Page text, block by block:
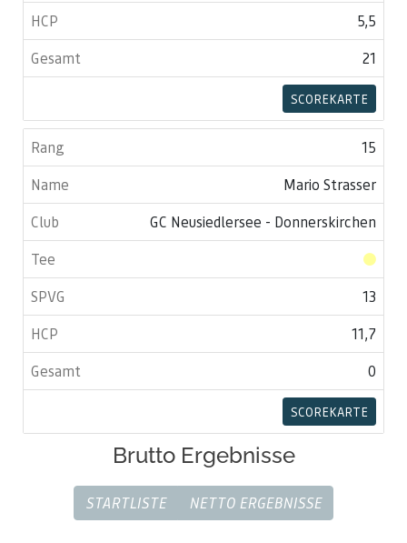
5,5
21
SCOREKARTE
15
Mario Strasser
GC Neusiedlersee - Donnerskirchen
13
11,7
0
SCOREKARTE
Brutto Ergebnisse
STARTLISTE NETTO ERGEBNISSE